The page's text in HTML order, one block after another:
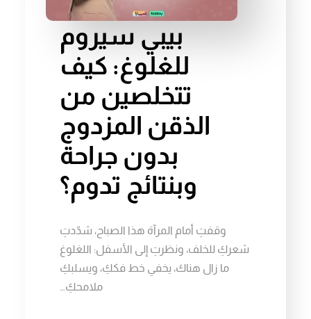
بيبي سيروم
للغلوغ: كيف
تتخلصين من
الذقن المزدوج
بدون جراحة
وبنتائج تدوم؟
وقفتِ أمام المرآة هذا الصباح، شدّدتِ
شعركِ للخلف، ونظرتِ إلى الأسفل: اللغلوغ
ما زال هناك، يخفي خط فككِ، ويسلبكِ
ملامحكِ…